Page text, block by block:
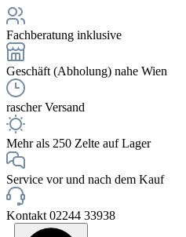
Fachberatung inklusive
Geschäft (Abholung) nahe Wien
rascher Versand
Mehr als 250 Zelte auf Lager
Service vor und nach dem Kauf
Kontakt 02244 33938